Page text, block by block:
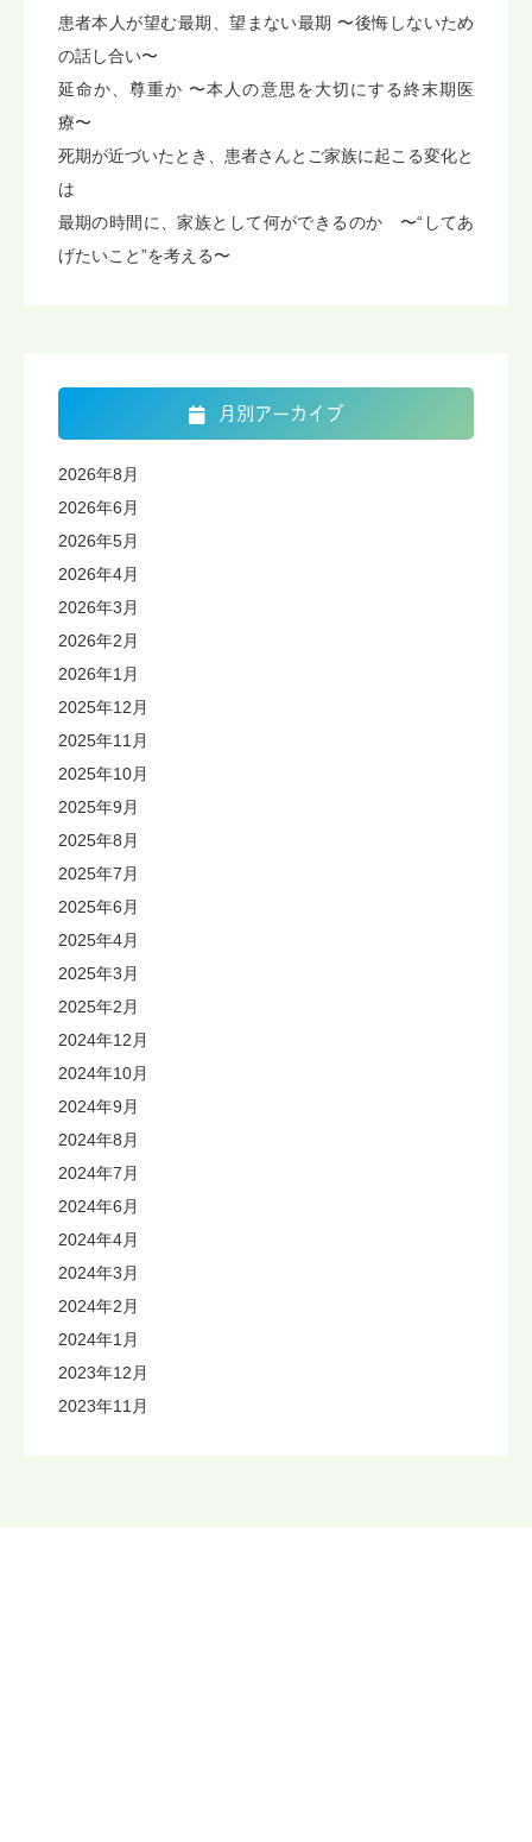
患者本人が望む最期、望まない最期 〜後悔しないため
の話し合い〜
延命か、尊重か 〜本人の意思を大切にする終末期医
療〜
死期が近づいたとき、患者さんとご家族に起こる変化と
は
最期の時間に、家族として何ができるのか 〜“してあ
げたいこと”を考える〜
月別アーカイブ
2026年8月
2026年6月
2026年5月
2026年4月
2026年3月
2026年2月
2026年1月
2025年12月
2025年11月
2025年10月
2025年9月
2025年8月
2025年7月
2025年6月
2025年4月
2025年3月
2025年2月
2024年12月
2024年10月
2024年9月
2024年8月
2024年7月
2024年6月
2024年4月
2024年3月
2024年2月
2024年1月
2023年12月
2023年11月